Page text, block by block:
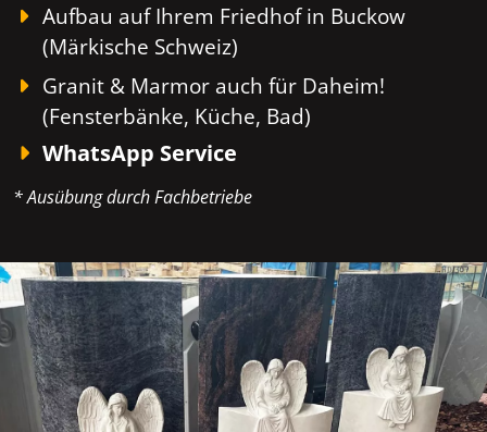
Aufbau auf Ihrem Friedhof in Buckow
(Märkische Schweiz)
Granit & Marmor auch für Daheim!
(Fensterbänke, Küche, Bad)
WhatsApp Service
* Ausübung durch Fachbetriebe